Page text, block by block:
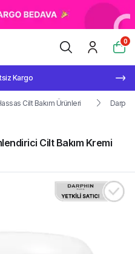
0
Kargo
Cilt Bakım Ürünleri
Cilt Bakım Kremi